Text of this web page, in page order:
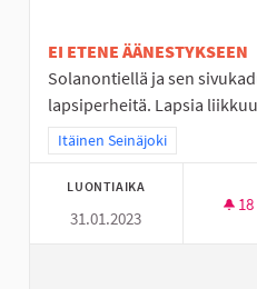
EI ETENE ÄÄNESTYKSEEN
Solanontiellä ja sen
lapsiperheitä. Lapsia
Rajaa tulokset teeman
Itäinen Seinäjoki
LUONTIAIKA
31.01.2023
18